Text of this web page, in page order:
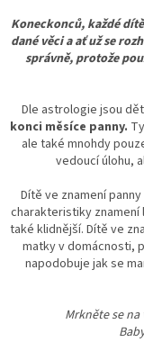
Koneckonců, každé
dané věci a ať už se
správně, protože
Dle astrologie jsou
konci měsíce panny.
ale také mnohdy
vedoucí úlohu,
Dítě ve znamení
charakteristiky znamení
také klidnější. Dítě ve
matky v domácnosti,
napodobuje jak se
Mrkněte se